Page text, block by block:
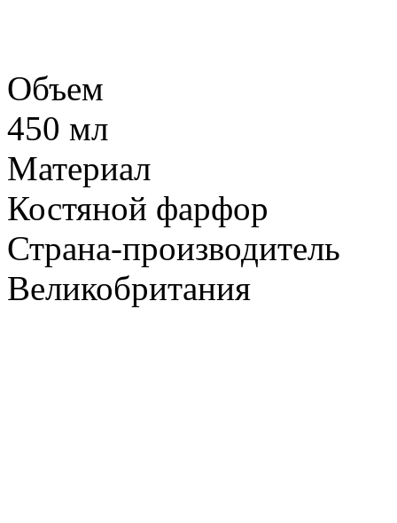
Объем
450 мл
Материал
Костяной фарфор
Страна-производитель
Великобритания